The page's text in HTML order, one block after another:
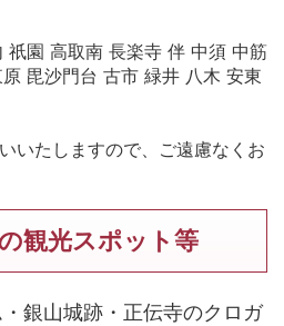
祇園 高取南 長楽寺 伴 中須 中筋
毘沙門台 古市 緑井 八木 安東
いたしますので、ご遠慮なくお
観光スポット等
銀山城跡・正伝寺のクロガ